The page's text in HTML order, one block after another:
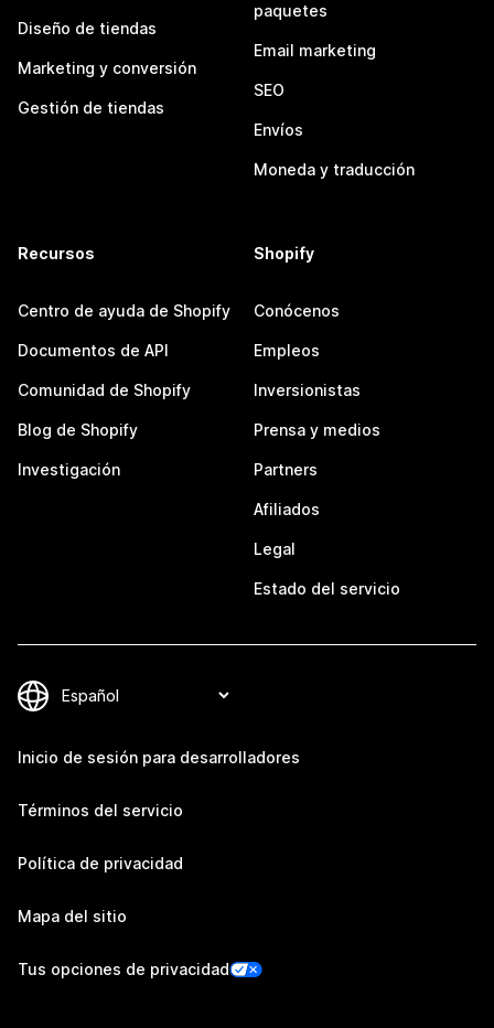
Diseño de tiendas
Marketing y conversión
Gestión de tiendas
paquetes
Email marketing
SEO
Envíos
Moneda y traducción
Recursos
Centro de ayuda de Shopify
Documentos de API
Comunidad de Shopify
Blog de Shopify
Investigación
Shopify
Conócenos
Empleos
Inversionistas
Prensa y medios
Partners
Afiliados
Legal
Estado del servicio
Inicio de sesión para desarrolladores
Términos del servicio
Política de privacidad
Mapa del sitio
Tus opciones de privacidad